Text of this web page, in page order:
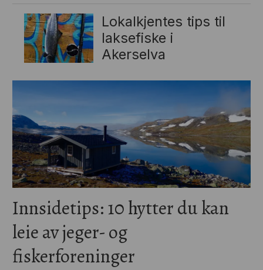
Lokalkjentes tips til
laksefiske i
Akerselva
Innsidetips: 10 hytter du kan
leie av jeger- og
fiskerforeninger